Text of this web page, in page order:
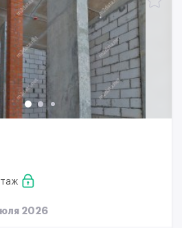
2026